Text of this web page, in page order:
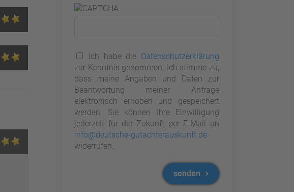
Ich habe die Datenschutzerklärung
zur Kenntnis genommen. Ich stimme zu,
dass meine Angaben und Daten zur
Beantwortung meiner Anfrage
elektronisch erhoben und gespeichert
werden. Sie können Ihre Einwilligung
jederzeit für die Zukunft per E-Mail an
info@deutsche-gutachterauskunft.de
widerrufen.
senden